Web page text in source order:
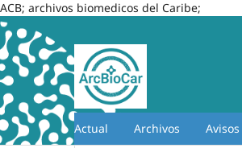
ACB; archivos biomedicos del Caribe;
Actual Archivos Avisos